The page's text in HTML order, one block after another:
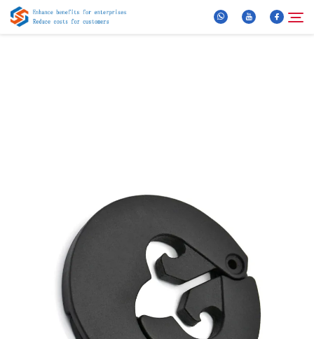
Vaizdo Įrašas
Susisiekite Su Mumis